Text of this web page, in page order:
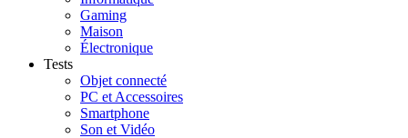
Gaming
Maison
Électronique
Tests
Objet connecté
PC et Accessoires
Smartphone
Son et Vidéo